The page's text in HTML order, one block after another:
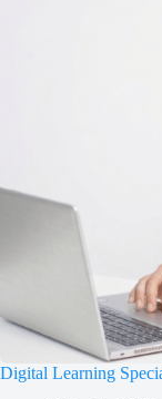
Digital Learning